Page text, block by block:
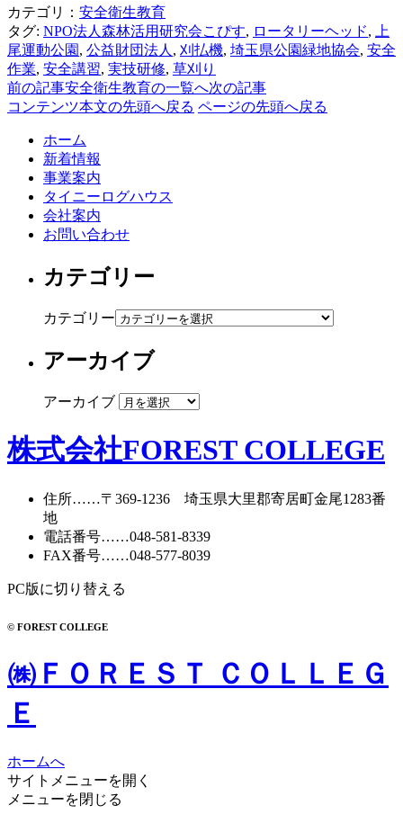
カテゴリ： 安全衛生教育
タグ: NPO法人森林活用研究会こぴす, ロータリーヘッド,
上
尾運動公園 , 公益財団法人 , 刈払機, 埼玉県公園緑地協会, 安全
作業, 安全講習, 実技研修, 草刈り
前の記事安全衛生教育の一覧へ次の記事
コンテンツ本文の先頭へ戻る ページの先頭へ戻る
ホーム
新着情報
事業案内
タイニーログハウス
会社案内
お問い合わせ
カテゴリー
カテゴリー
アーカイブ
アーカイブ
株式会社FOREST COLLEGE
住所……〒369-1236 埼玉県大里郡寄居町金尾1283番
地
電話番号……048-581-8339
FAX番号……048-577-8039
PC版に切り替える
© FOREST COLLEGE
㈱ＦＯＲＥＳＴ ＣＯＬＬＥＧ
Ｅ
ホームへ
サイトメニューを開く
メニューを閉じる